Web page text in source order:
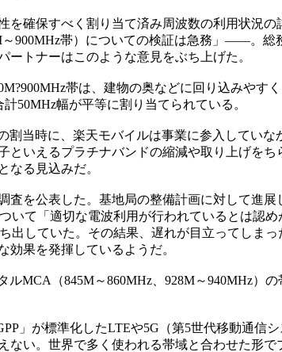
確保すべく割り当て済み周波数の利用状況の
900MHz帯）についての検証は急務」――。総
トナーはこのような意見をぶち上げた。
帯は、建物の奥などに回り込みやす
50MHz幅が平等に割り当てられている。
当時に、楽天モバイルは事業に参入していな
いえるプラチナバンドの縮減や取り上げをち
なる見込みだ。
を公表した。基地局の整備計画に対して進展
て「適切な電波利用が行われているとは認
していた。その結果、遅れが目立ってしま
果を発揮しているようだ。
MCA（845M～860MHz、928M～940MHz）
」が標準化したLTEや5G（第5世代移動通信
い。世界で多く使われる帯域と合わせた形